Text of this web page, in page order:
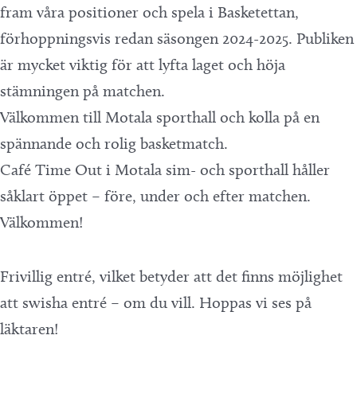
fram våra positioner och spela i Basketettan,
förhoppningsvis redan säsongen 2024-2025. Publiken
är mycket viktig för att lyfta laget och höja
stämningen på matchen.
Välkommen till Motala sporthall och kolla på en
spännande och rolig basketmatch.
Café Time Out i Motala sim- och sporthall håller
såklart öppet – före, under och efter matchen.
Välkommen!
Frivillig entré, vilket betyder att det finns möjlighet
att swisha entré – om du vill. Hoppas vi ses på
läktaren!